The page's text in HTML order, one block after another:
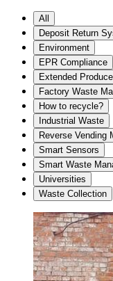
All
Deposit Return
Environment
EPR Compliance
Extended
Factory Waste
How to recycle?
Industrial Waste
Reverse Vending
Smart Sensors
Smart Waste
Universities
Waste Collection